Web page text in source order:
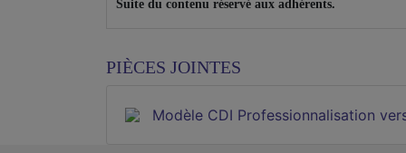
Suite du contenu réservé aux adhérents.
PIÈCES JOINTES
Modèle CDI Professionnalisation